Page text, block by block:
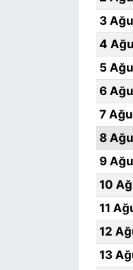
3
4
5
6
7
8
9
10
11
12
13
TÜRKİYE VE
VİDEO GALERİ